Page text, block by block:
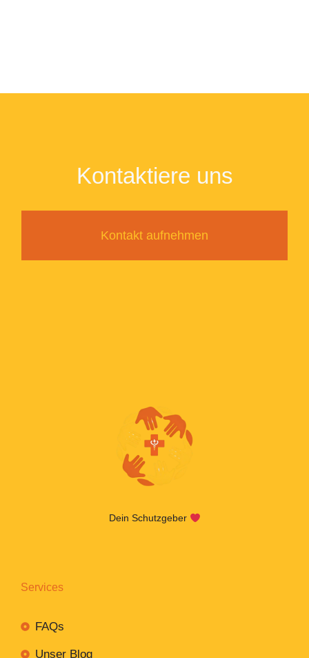
Kontaktiere uns
Kontakt aufnehmen
Dein Schutzgeber
Services
FAQs
Unser Blog